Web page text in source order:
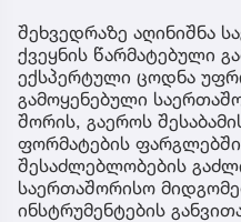
შეხვედრაზე აღინიშნა
ქვეყნის წარმატებული
ექსპერტული ცოდნა
გამოყენებული
შორის, გაეროს
ფორმატების
შესაძლებლობების
საერთაშორისო
ინსტრუმენტების